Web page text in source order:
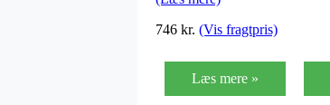
746 kr. (Vis fragtpris)
Læs mere »